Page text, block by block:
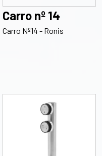
Carro nº 14
Carro Nº14 - Ronis